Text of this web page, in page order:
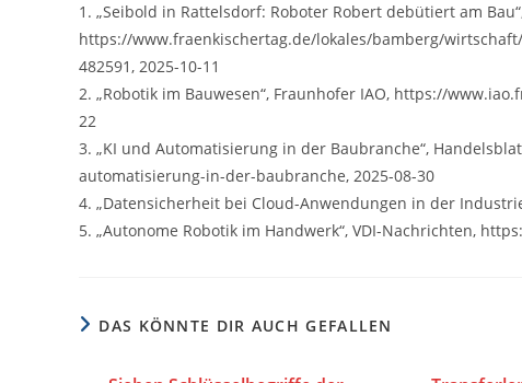
1. „Seibold in Rattelsdorf: Roboter Robert debütiert am
https://www.fraenkischertag.de/lokales/bamberg/
482591, 2025-10-11
2. „Robotik im Bauwesen“, Fraunhofer IAO, https://
22
3. „KI und Automatisierung in der Baubranche“,
automatisierung-in-der-baubranche, 2025-08-30
4. „Datensicherheit bei Cloud-Anwendungen in der
5. „Autonome Robotik im Handwerk“, VDI-Nachrichten,
DAS KÖNNTE DIR AUCH GEFALLEN